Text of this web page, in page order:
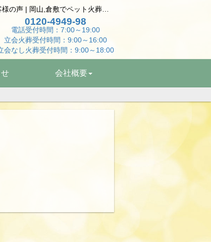
0120-4949-98
電話受付時間：7:00～19:00
立会火葬受付時間：9:00～16:00
会なし火葬受付時間：9:00～18:00
会社概要